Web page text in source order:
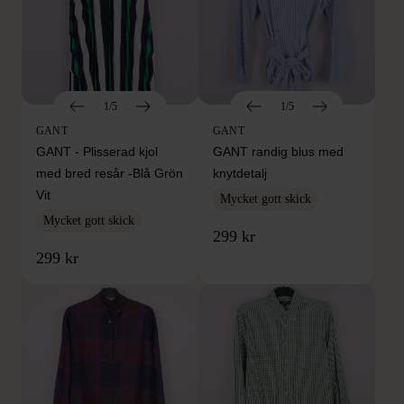
1/5
GANT
GANT - Plisserad kjol
med bred resår -Blå Grön
Vit
Mycket gott skick
299 kr
1/5
GANT
GANT randig blus med
knytdetalj
Mycket gott skick
299 kr